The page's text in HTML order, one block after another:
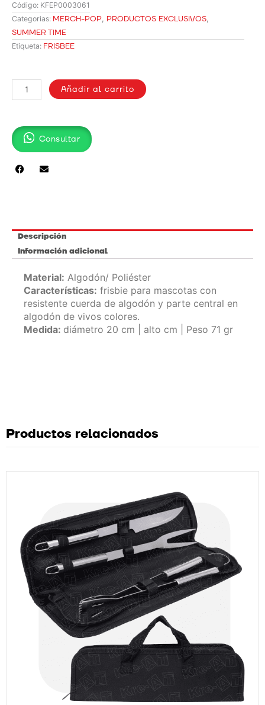
Código: KFEP0003061
Categorias: MERCH-POP, PRODUCTOS EXCLUSIVOS,
SUMMER TIME
Etiqueta: FRISBEE
FLYBIT
cantidad
Añadir al carrito
Consultar
Descripción
Información adicional
Material: Algodón/ Poliéster
Características: frisbie para mascotas con
resistente cuerda de algodón y parte central en
algodón de vivos colores.
Medida: diámetro 20 cm | alto cm | Peso 71 gr
Productos relacionados